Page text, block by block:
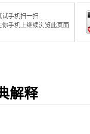
试手机扫一扫
你手机上继续浏览此页面
解释